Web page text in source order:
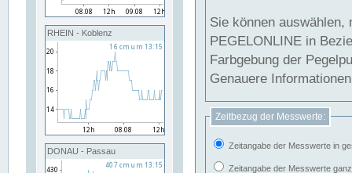
RHEIN - Koblenz
DONAU - Passau
Sie können
PEGELONLINE in Beziehung
Farbgebung der
Genauere
Zeitbezug der Messwerte:
Zeitangabe der Messwerte in
Zeitangabe der Messwerte